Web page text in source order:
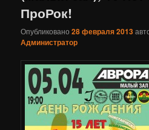
ПроРок!
Опубликовано28 февраля 2013
Администратор